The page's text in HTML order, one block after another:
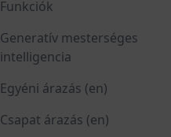
Funkciók
Generatív mesterséges
intelligencia
Egyéni árazás (en)
Csapat árazás (en)